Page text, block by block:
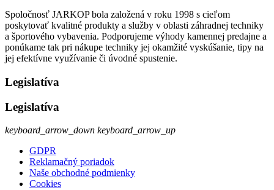
Spoločnosť JARKOP bola založená v roku 1998 s cieľom
poskytovať kvalitné produkty a služby v oblasti záhradnej techniky
a športového vybavenia. Podporujeme výhody kamennej predajne a
ponúkame tak pri nákupe techniky jej okamžité vyskúšanie, tipy na
jej efektívne využívanie či úvodné spustenie.
Legislatíva
Legislatíva
keyboard_arrow_down keyboard_arrow_up
GDPR
Reklamačný poriadok
Naše obchodné podmienky
Cookies